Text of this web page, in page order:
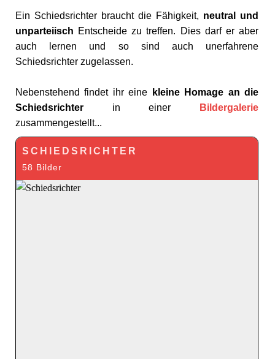
Ein Schiedsrichter braucht die Fähigkeit, neutral und
unparteiisch Entscheide zu treffen. Dies darf er aber
auch lernen und so sind auch unerfahrene
Schiedsrichter zugelassen.
Nebenstehend findet ihr eine
kleine Homage an die
Schiedsrichter in einer
Bildergalerie
zusammengestellt...
SCHIEDSRICHTER
58 Bilder